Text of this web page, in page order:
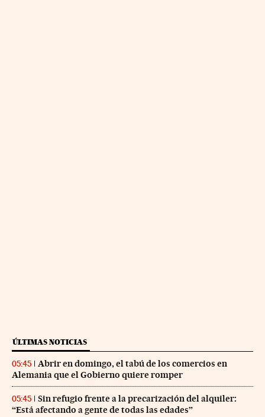
ÚLTIMAS NOTICIAS
05:45
Abrir en domingo, el tabú de los comercios en
Alemania que el Gobierno quiere romper
05:45
Sin refugio frente a la precarización del alquiler:
“Está afectando a gente de todas las edades”